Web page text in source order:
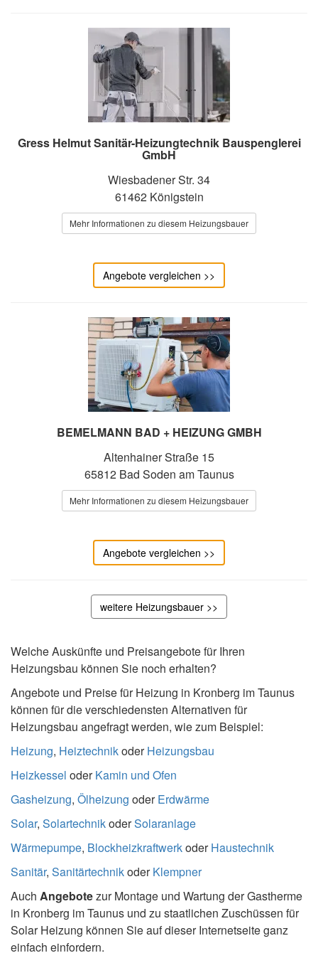
Gress Helmut Sanitär-Heizungtechnik Bauspenglerei
GmbH
Wiesbadener Str. 34
61462 Königstein
Mehr Informationen zu diesem Heizungsbauer
Angebote vergleichen >>
BEMELMANN BAD + HEIZUNG GMBH
Altenhainer Straße 15
65812 Bad Soden am Taunus
Mehr Informationen zu diesem Heizungsbauer
Angebote vergleichen >>
weitere Heizungsbauer >>
Welche Auskünfte und Preisangebote für Ihren
Heizungsbau können Sie noch erhalten?
Angebote und Preise für Heizung in Kronberg im Taunus
können für die verschiedensten Alternativen für
Heizungsbau angefragt werden, wie zum Beispiel:
Heizung, HeiztechnikoderHeizungsbau
Heizkessel oderKamin und Ofen
Gasheizung, Ölheizung oderErdwärme
Solar, SolartechnikoderSolaranlage
Wärmepumpe, BlockheizkraftwerkoderHaustechnik
Sanitär, SanitärtechnikoderKlempner
Auch Angebotezur Montage und Wartung der Gastherme
in Kronberg im Taunus und zu staatlichen Zuschüssen für
Solar Heizung können Sie auf dieser Internetseite ganz
einfach einfordern.